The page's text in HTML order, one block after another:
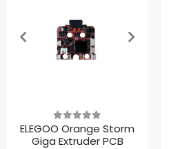
ELEGOO Orange Storm
Giga Extruder PCB